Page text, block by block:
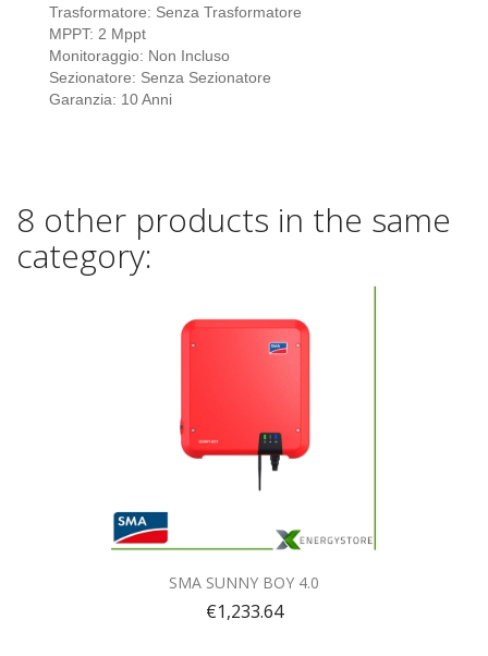
Trasformatore: Senza Trasformatore
MPPT: 2 Mppt
Monitoraggio: Non Incluso
Sezionatore: Senza Sezionatore
Garanzia: 10 Anni
8 other products in the same
category:
Quick view
SMA SUNNY BOY 4.0
€1,233.64